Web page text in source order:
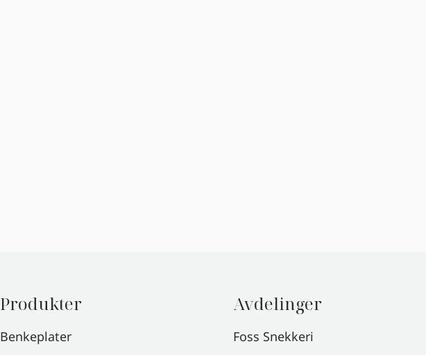
Produkter
Benkeplater
Avdelinger
Foss Snekkeri